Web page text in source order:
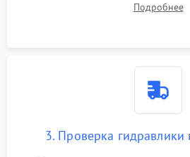
циркуляционному насосу,
Подробнее
3. Проверка гидравлики